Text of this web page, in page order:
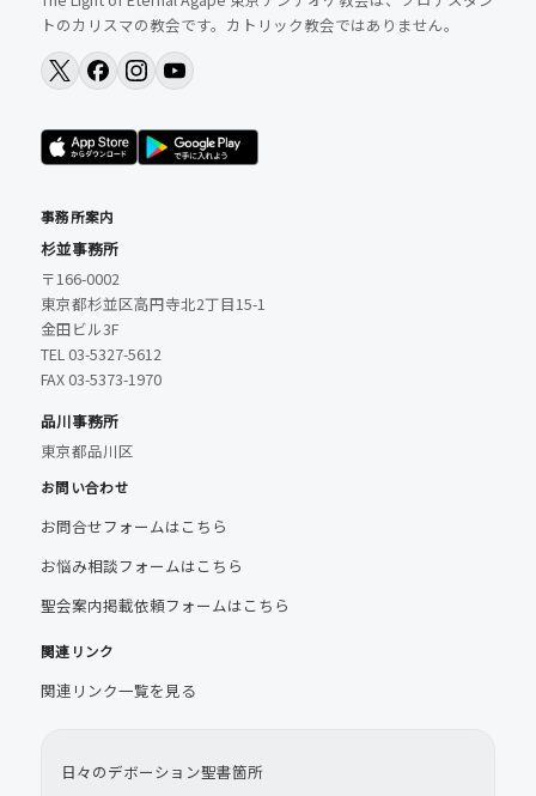
トのカリスマの教会です。カトリック教会ではありません。
事務所案内
杉並事務所
〒166-0002
東京都杉並区高円寺北2丁目15-1
金田ビル3F
TEL 03-5327-5612
FAX 03-5373-1970
品川事務所
東京都品川区
お問い合わせ
お問合せフォームはこちら
お悩み相談フォームはこちら
聖会案内掲載依頼フォームはこちら
関連リンク
関連リンク一覧を見る
日々のデボーション聖書箇所